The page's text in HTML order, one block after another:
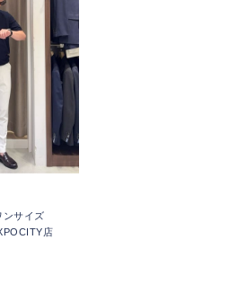
ンサイズ
店